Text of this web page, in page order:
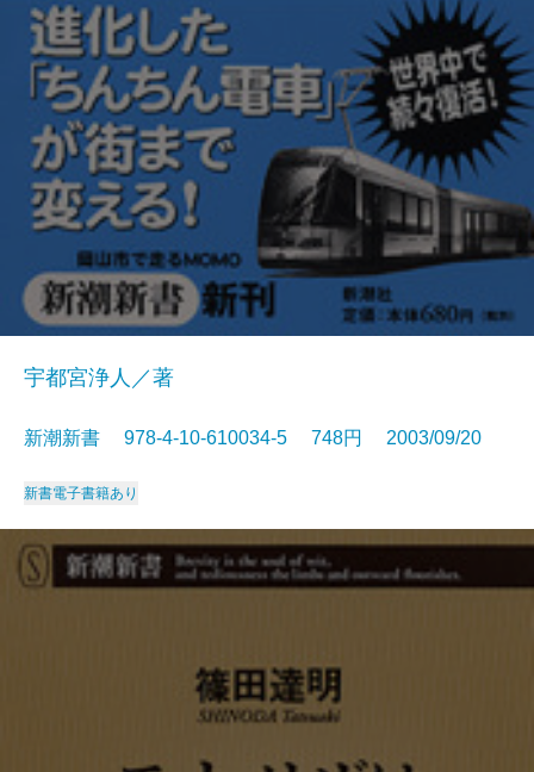
宇都宮浄人／著
新潮新書 978-4-10-610034-5 748円 2003/09/20
新書電子書籍あり